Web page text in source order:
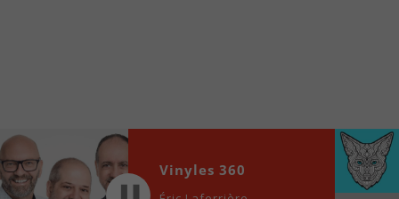
locale vous sont maintenant accessibles en un clic!
Audio
Player
00:00 00:00
Vinyles 360